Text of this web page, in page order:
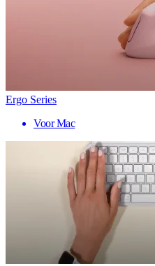
Ergo Series
Voor Mac